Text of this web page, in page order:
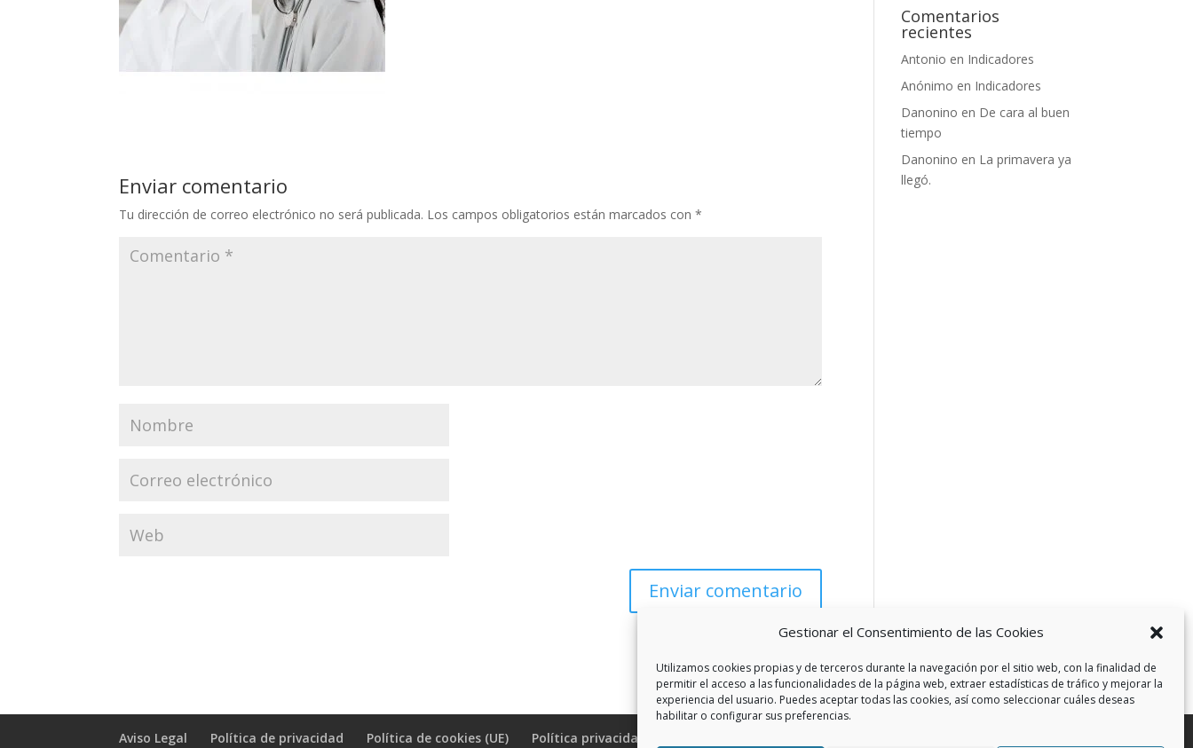
Gestionar el Consentimiento de las Cookies
Utilizamos cookies propias y de terceros durante la navegación por el sitio web, con la finalidad de
permitir el acceso a las funcionalidades de la página web, extraer estadísticas de tráfico y mejorar la
experiencia del usuario. Puedes aceptar todas las cookies, así como seleccionar cuáles deseas
habilitar o configurar sus preferencias.
Enviar comentario
Tu dirección de correo electrónico no será publicada. Los campos obligatorios están marcados con*
Comentarios
recientes
Antonio en Indicadores
Anónimo en Indicadores
Danonino en De cara al buen
tiempo
Danonino en La primavera ya
llegó.
Aviso Legal Política de privacidad Política de cookies (UE) Política privacidad RSS